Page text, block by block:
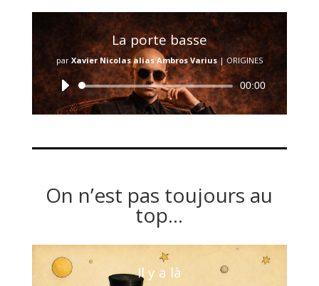
La porte basse
par Xavier Nicolas alias Ambros Varius|ORIGINES
Lecteur
audio
00:00
On n’est pas toujours au
top…
Il y a là